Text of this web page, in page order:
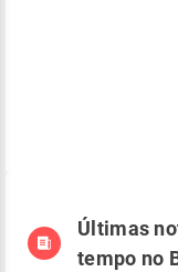
Últimas
tempo no